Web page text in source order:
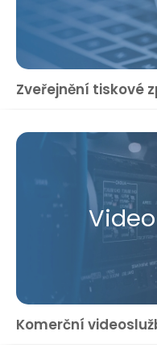
Zveřejnění tiskové
Komerční